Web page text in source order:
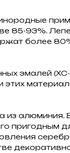
85-93%.
более
эмалей (ХС-
этих
из алюминия.
пригодным